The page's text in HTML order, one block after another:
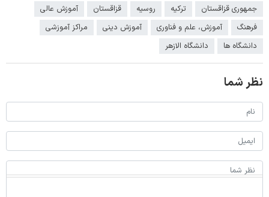
جمهوری قزاقستان
ترکیه روسیه قزاقستان
آموزش عالی
فرهنگ
آموزش، علم و فناوری آموزش دینی
مراکز آموزشی
دانشگاه ها
دانشگاه الازهر
نظر شما